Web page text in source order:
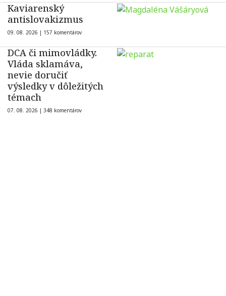
Kaviarenský
antislovakizmus
09. 08. 2026 | 157 komentárov
DCA či mimovládky.
Vláda sklamáva,
nevie doručiť
výsledky v dôležitých
témach
07. 08. 2026 | 348 komentárov